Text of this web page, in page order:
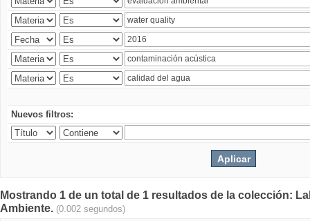
Nuevos filtros:
Mostrando 1 de un total de 1 resultados de la colección:
Ambiente. (0.002 segundos)